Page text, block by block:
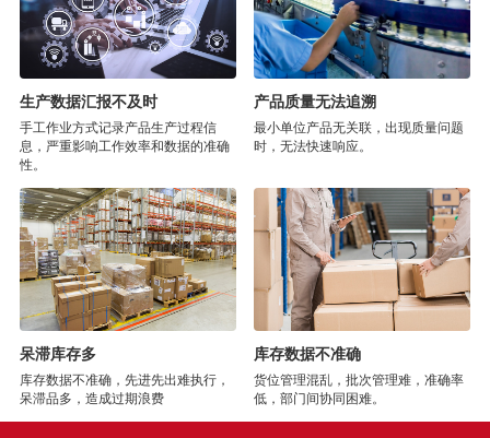
生产数据汇报不及时
手工作业方式记录产品生产过程信
息，严重影响工作效率和数据的准确
性。
产品质量无法追溯
最小单位产品无关联，出现质量问题
时，无法快速响应。
呆滞库存多
库存数据不准确，先进先出难执行，
呆滞品多，造成过期浪费
库存数据不准确
货位管理混乱，批次管理难，准确率
低，部门间协同困难。